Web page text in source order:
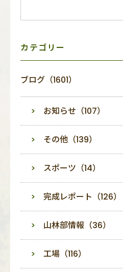
ニ
カテゴリー
ブログ（1601）
お知らせ（107）
その他（139）
スポーツ（14）
完成レポート（126）
山林部情報（36）
工場（116）